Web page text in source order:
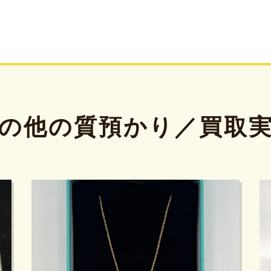
他の質預かり／買取